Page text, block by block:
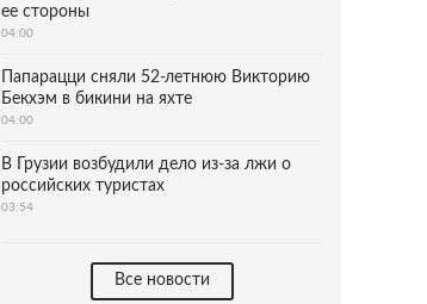
ее стороны
04:00
Папарацци сняли 52-летнюю Викторию
Бекхэм в бикини на яхте
04:00
В Грузии возбудили дело из-за лжи о
российских туристах
03:54
Все новости